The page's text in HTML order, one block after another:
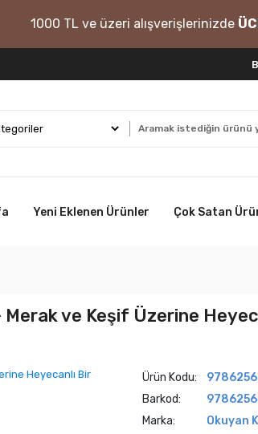
1000 TL ve üzeri alışverişlerinizde
Yeni Eklenen Ürünler Çok Satan
Merak ve Keşif Üzerine
Ürün Kodu:
Barkod:
Marka:
Okuyan